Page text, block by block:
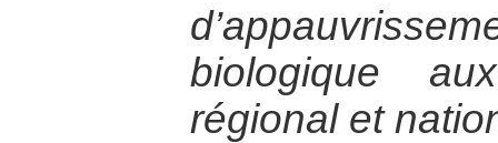
biologique
régional et